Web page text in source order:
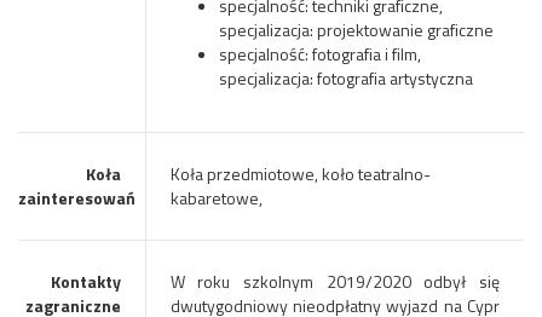
specjalność: techniki graficzne,
specjalizacja: projektowanie graficzne
specjalność: fotografia i film,
specjalizacja: fotografia artystyczna
Koła
zainteresowań
Koła przedmiotowe, koło teatralno-
kabaretowe,
Kontakty
zagraniczne
W roku szkolnym 2019/2020 odbył się
dwutygodniowy nieodpłatny wyjazd na Cypr